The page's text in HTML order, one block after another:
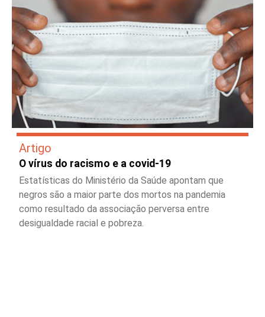
Artigo
O vírus do racismo e a covid-19
Estatísticas do Ministério da Saúde apontam que
negros são a maior parte dos mortos na pandemia
como resultado da associação perversa entre
desigualdade racial e pobreza.